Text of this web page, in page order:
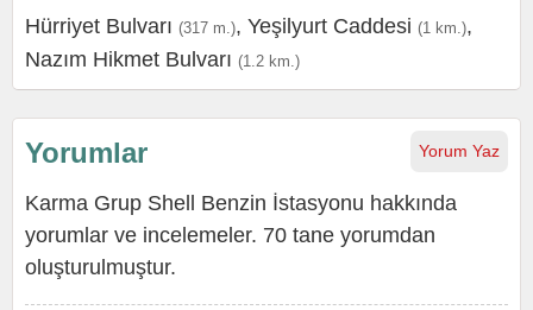
Hürriyet Bulvarı (317 m.), Yeşilyurt Caddesi (1 km.),
Nazım Hikmet Bulvarı (1.2 km.)
Yorum Yaz
Yorumlar
Karma Grup Shell Benzin İstasyonu hakkında
yorumlar ve incelemeler. 70 tane yorumdan
oluşturulmuştur.